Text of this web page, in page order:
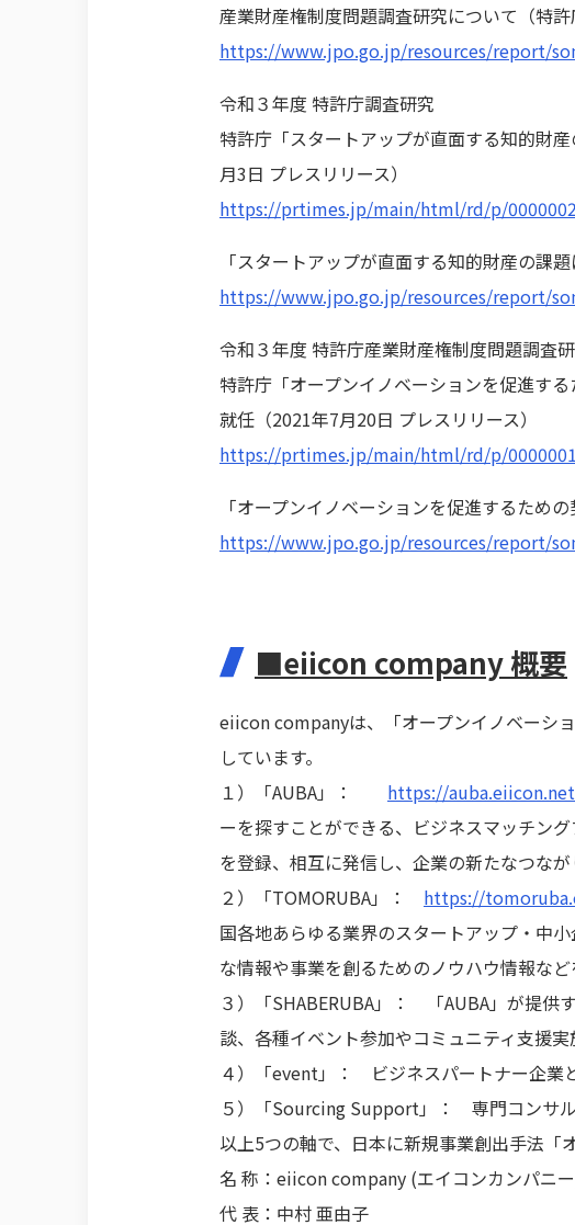
産業財産権制度問題調査研究について（特許
https://www.jpo.go.jp/resources/report/
令和３年度 特許庁調査研究
特許庁「スタートアップが直面する知的財
月3日 プレスリリース）
https://prtimes.jp/main/html/rd/p/
「スタートアップが直面する知的財産の課
https://www.jpo.go.jp/resources/report/
令和３年度 特許庁産業財産権制度問題調査
特許庁「オープンイノベーションを促進す
就任（2021年7月20日 プレスリリース）
https://prtimes.jp/main/html/rd/p/
「オープンイノベーションを促進するため
https://www.jpo.go.jp/resources/report/
■eiicon company 概要
eiicon companyは、「オープンイノベーシ
しています。
１）「AUBA」： https://
ーを探すことができる、ビジネスマッチン
を登録、相互に発信し、企業の新たなつなが
２）「TOMORUBA」： https://
国各地あらゆる業界のスタートアップ・中
な情報や事業を創るためのノウハウ情報など
３）「SHABERUBA」： 「AUBA」が提供
談、各種イベント参加やコミュニティ支援
４）「event」： ビジネスパートナー企業
５）「Sourcing Support」： 専門コンサル
以上5つの軸で、日本に新規事業創出手法「
名 称：eiicon company (エイコンカンパニ
代 表：中村 亜由子